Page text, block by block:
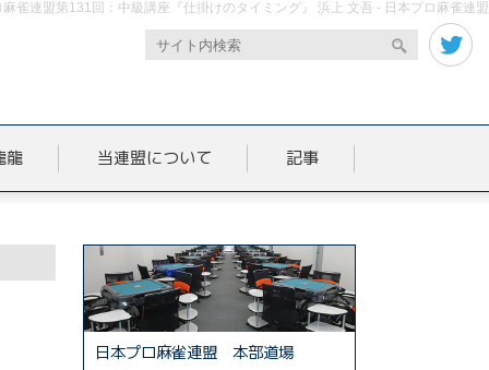
雀連盟第131回：中級講座『仕掛けのタイミング』 浜上 文吾 - 日本プロ麻雀連盟
龍 当連盟について 記事
日本プロ麻雀連盟 本部道場